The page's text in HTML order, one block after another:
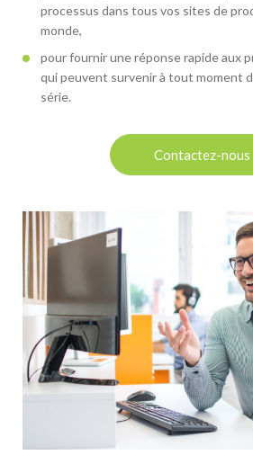
processus dans tous vos sites de
monde,
pour fournir une réponse rapide aux
qui peuvent survenir à tout moment
série.
Contactez-nous